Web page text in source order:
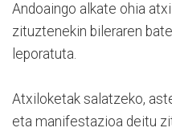
Andoaingo alkate ohia
zituztenekin bileraren
leporatuta.
Atxiloketak salatzeko,
eta manifestazioa deitu